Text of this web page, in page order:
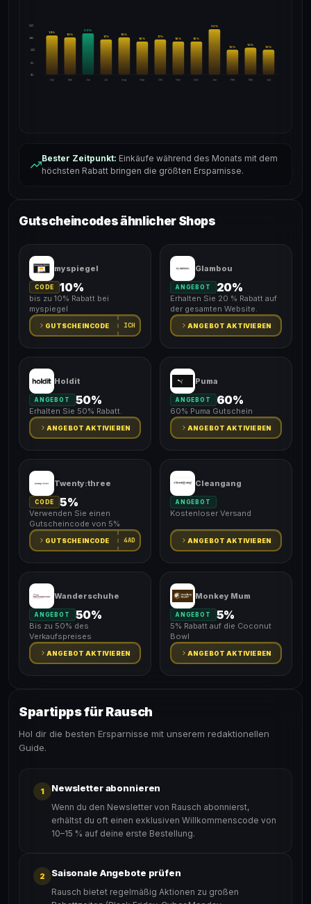
24%
18%
12%
6%
0%
Apr
19%
Mai
18%
Jun
20%
Jul
17%
Aug
18%
Sep
16%
Okt
17%
Nov
16%
Dez
16%
Jan
22%
Feb
12%
Mär
13%
Apr
12%
Bester Zeitpunkt: Einkäufe während des Monats mit dem
höchsten Rabatt bringen die größten Ersparnisse.
Gutscheincodes ähnlicher Shops
myspiegel
CODE 10%
bis zu 10% Rabatt bei
myspiegel
GUTSCHEINCODE ICH
Glambou
ANGEBOT 20%
Erhalten Sie 20 % Rabatt auf
der gesamten Website.
ANGEBOT AKTIVIEREN
Holdit
ANGEBOT 50%
Erhalten Sie 50% Rabatt.
ANGEBOT AKTIVIEREN
Puma
ANGEBOT 60%
60% Puma Gutschein
ANGEBOT AKTIVIEREN
Twenty:three
CODE 5%
Verwenden Sie einen
Gutscheincode von 5%
GUTSCHEINCODE 4AD
Cleangang
ANGEBOT
Kostenloser Versand
ANGEBOT AKTIVIEREN
Wanderschuhe
ANGEBOT 50%
Bis zu 50% des
Verkaufspreises
ANGEBOT AKTIVIEREN
Monkey Mum
ANGEBOT 5%
5% Rabatt auf die Coconut
Bowl
ANGEBOT AKTIVIEREN
Spartipps für Rausch
Hol dir die besten Ersparnisse mit unserem redaktionellen
Guide.
1 Newsletter abonnieren
Wenn du den Newsletter von Rausch abonnierst,
erhältst du oft einen exklusiven Willkommenscode von
10–15 % auf deine erste Bestellung.
2 Saisonale Angebote prüfen
Rausch bietet regelmäßig Aktionen zu großen